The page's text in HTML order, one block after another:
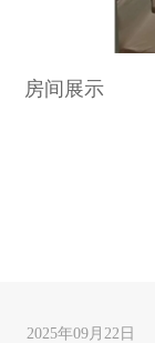
房间展示
2025年09月22日